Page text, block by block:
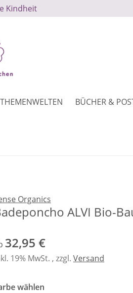
Kindheit
THEMENWELTEN BÜCHER &
Organics
ALVI Bio-
32,95 €
19% MwSt. , zzgl. Versand
wählen